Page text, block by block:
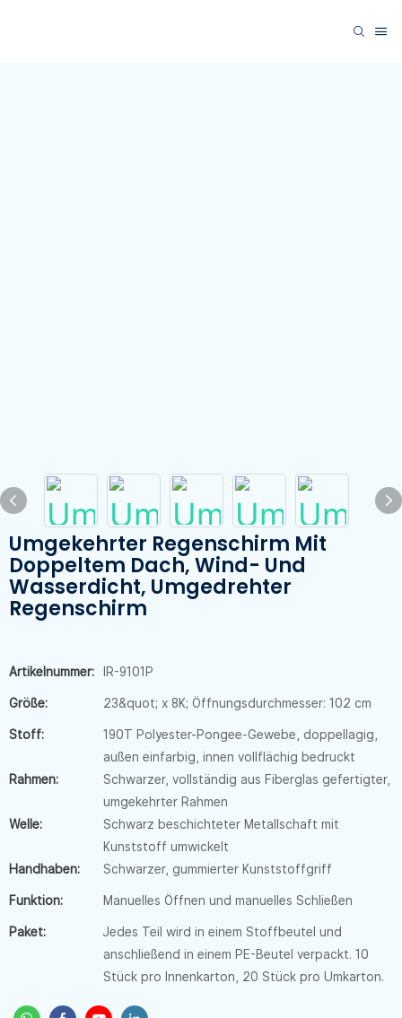
Umgekehrter Regenschirm Mit
Doppeltem Dach, Wind- Und
Wasserdicht, Umgedrehter
Regenschirm
Artikelnummer: IR-9101P
Größe: 23&quot; x 8K; Öffnungsdurchmesser: 102 cm
Stoff:
190T Polyester-Pongee-Gewebe, doppellagig,
außen einfarbig, innen vollflächig bedruckt
Rahmen:
Schwarzer, vollständig aus Fiberglas gefertigter,
umgekehrter Rahmen
Welle:
Schwarz beschichteter Metallschaft mit
Kunststoff umwickelt
Handhaben:
Schwarzer, gummierter Kunststoffgriff
Funktion: Manuelles Öffnen und manuelles Schließen
Paket:
Jedes Teil wird in einem Stoffbeutel und
anschließend in einem PE-Beutel verpackt. 10
Stück pro Innenkarton, 20 Stück pro Umkarton.